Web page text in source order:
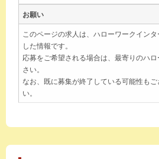
お願い
このページの求人は、ハローワークイン
した情報です。
応募をご希望される場合は、最寄りのハ
さい。
なお、既に募集が終了している可能性も
い。